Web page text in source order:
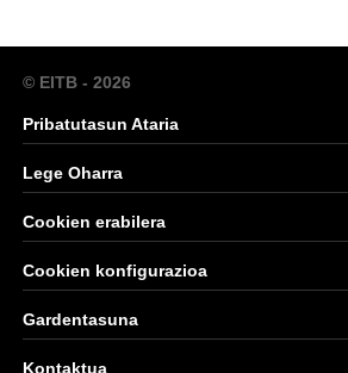
© EITB - 2026
Pribatutasun Ataria
Lege Oharra
Cookien erabilera
Cookien konfigurazioa
Gardentasuna
Kontaktua